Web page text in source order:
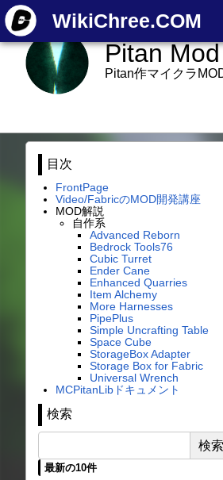
WikiChree.COM
Pitan
Pitan作マイクラ
目次
FrontPage
Video/FabricのMOD開発講座
MOD解説
自作系
Advanced Reborn
Bedrock Tools76
Cubic Turret
Ender Cane
Enhanced Quarries
Item Alchemy
More Harnesses
PipePlus
Simple Uncrafting Table
Space Cube
StorageBox Adapter
Storage Box for Fabric
Universal Wrench
MCPitanLibドキュメント
検索
最新の10件